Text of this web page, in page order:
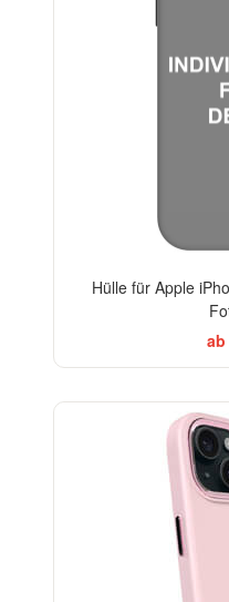
Hülle für Apple
ab